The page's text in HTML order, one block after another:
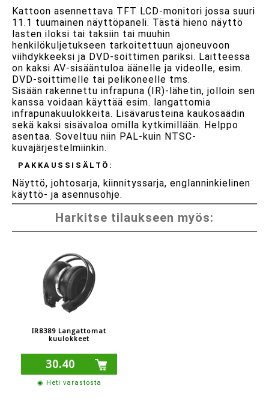
Kattoon asennettava TFT LCD-monitori jossa suuri
11.1 tuumainen näyttöpaneli. Tästä hieno näyttö
lasten iloksi tai taksiin tai muuhin
henkilökuljetukseen tarkoitettuun ajoneuvoon
viihdykkeeksi ja DVD-soittimen pariksi. Laitteessa
on kaksi AV-sisääntuloa äänelle ja videolle, esim.
DVD-soittimelle tai pelikoneelle tms.
Sisään rakennettu infrapuna (IR)-lähetin, jolloin sen
kanssa voidaan käyttää esim. langattomia
infrapunakuulokkeita. Lisävarusteina kaukosäädin
sekä kaksi sisävaloa omilla kytkimillään. Helppo
asentaa. Soveltuu niin PAL-kuin NTSC-
kuvajärjestelmiinkin.
PAKKAUSSISÄLTÖ:
Näyttö, johtosarja, kiinnityssarja, englanninkielinen
käyttö- ja asennusohje.
Harkitse tilaukseen myös:
IR8389 Langattomat
kuulokkeet
30.40
◉ Heti varastosta